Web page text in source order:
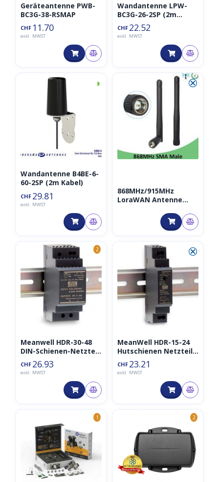
Geräteantenne PWB-
BC3G-38-RSMAP
CHF 11.70
exkl. MWST
Wandantenne LPW-
BC3G-26-2SP (2m
Kabel)
CHF 22.52
exkl. MWST
◑
Wandantenne B4BE-6-
60-2SP (2m Kabel)
CHF 29.81
exkl. MWST
⮿
868MHz/915MHz
LoraWAN Antenne
2
Meanwell HDR-30-48
DIN-Schienen-Netzteil,
36W, 48V, 0,75A
CHF 26.93
exkl. MWST
⮿
MeanWell HDR-15-24
Hutschienen Netzteil,
15W, 24V, 0,63A
CHF 23.21
exkl. MWST
1 2